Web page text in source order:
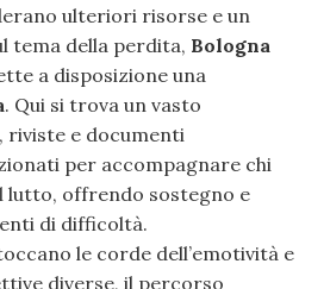
ulteriori risorse e un
tema della perdita, Bologna
a disposizione una
. Qui si trova un vasto
e documenti
per accompagnare chi
lutto, offrendo sostegno e
di difficoltà.
le corde dell’emotività e
diverse, il percorso